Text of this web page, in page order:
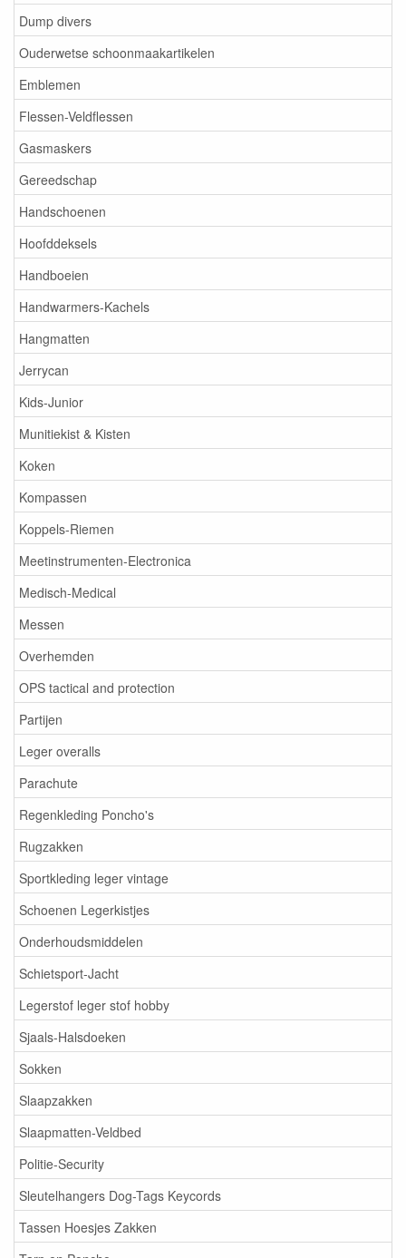
Dump divers
Ouderwetse schoonmaakartikelen
Emblemen
Flessen-Veldflessen
Gasmaskers
Gereedschap
Handschoenen
Hoofddeksels
Handboeien
Handwarmers-Kachels
Hangmatten
Jerrycan
Kids-Junior
Munitiekist & Kisten
Koken
Kompassen
Koppels-Riemen
Meetinstrumenten-Electronica
Medisch-Medical
Messen
Overhemden
OPS tactical and protection
Partijen
Leger overalls
Parachute
Regenkleding Poncho's
Rugzakken
Sportkleding leger vintage
Schoenen Legerkistjes
Onderhoudsmiddelen
Schietsport-Jacht
Legerstof leger stof hobby
Sjaals-Halsdoeken
Sokken
Slaapzakken
Slaapmatten-Veldbed
Politie-Security
Sleutelhangers Dog-Tags Keycords
Tassen Hoesjes Zakken